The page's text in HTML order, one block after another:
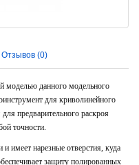
Отзывов (0)
моделью данного модельного
для криволинейного
предварительного раскроя
точности.
имеет нарезные отверстия, куда
защиту полированных